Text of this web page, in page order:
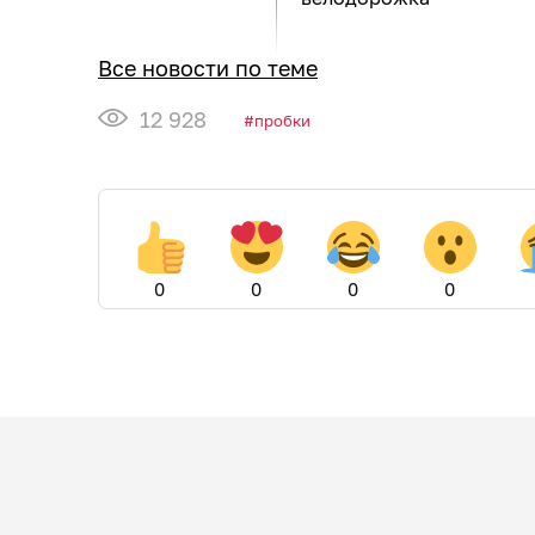
Все новости по теме
12 928
пробки
0 0 0 0